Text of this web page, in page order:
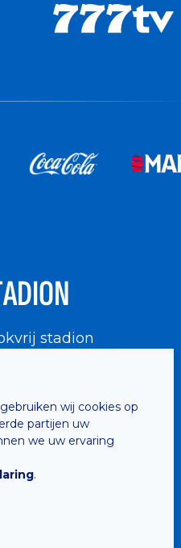
wij cookies op
partijen uw
we uw ervaring
.
stadion